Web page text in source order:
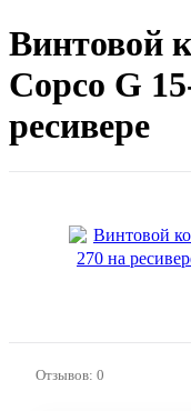
Винтовой
Copco G
ресивере
Отзывов: 0